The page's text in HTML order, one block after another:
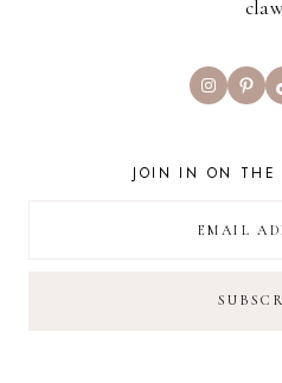
Instagram
JOIN IN ON THE